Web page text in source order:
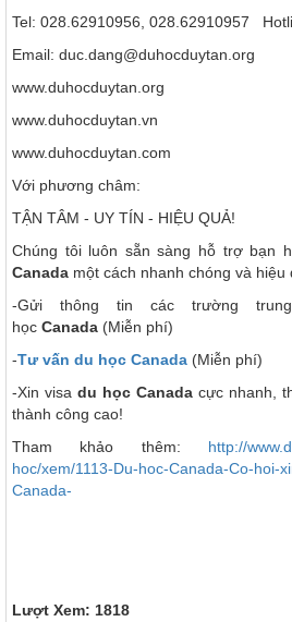
Tel: 028.62910956, 028.62910957
Email: duc.dang@duhocduytan.org
www.duhocduytan.org
www.duhocduytan.vn
www.duhocduytan.com
Với phương châm:
TẬN TÂM - UY TÍN - HIỆU QUẢ!
Chúng tôi luôn sẵn sàng hỗ trợ bạn
Canada một cách nhanh chóng và hiệu
-Gửi thông tin các trường
học Canada (Miễn phí)
-Tư vấn du học Canada (Miễn phí)
-Xin visa du học Canada cực nhanh,
thành công cao!
Tham khảo thêm: http://
hoc/xem/1113-Du-hoc-Canada-Co-hoi-
Canada-
Lượt Xem: 1818